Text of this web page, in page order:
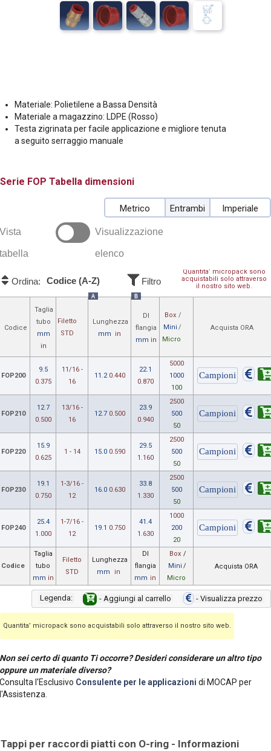
Materiale: Polietilene a Bassa Densità
Materiale a magazzino: LDPE (Rosso)
Testa zigrinata per facile applicazione e migliore tenuta
a seguito serraggio manuale
FOP Tabella dimensioni
Metrico Entrambi Imperiale
Vista
tabella
Visualizzazione
elenco
Quantita’ micropack sono
acquistabili solo attraverso
il nostro sito web.
Ordina: Codice (A-Z) Filtro
Codice
Taglia
tubo
mm
in
Filetto
STD
A
Lunghezza
mm
in
B
DI
flangia
mm in
Box /
Mini /
Micro
Acquista ORA
FOP200
9.5
0.375
11/16 -
16
11.2 0.440
22.1
0.870
5000
1000
100
FOP210
12.7
0.500
13/16 -
16
12.7 0.500
23.9
0.940
2500
500
50
FOP220
15.9
0.625
1 - 14 15.0 0.590
29.5
1.160
2500
500
50
FOP230
19.1
0.750
1-3/16 -
12
16.0 0.630
33.8
1.330
2500
500
50
FOP240
25.4
1.000
1-7/16 -
12
19.1 0.750
41.4
1.630
1000
200
20
Codice
Taglia
tubo
mm in
Filetto
STD
Lunghezza
mm
in
DI
flangia
mm in
Box /
Mini /
Micro
Acquista ORA
Legenda: - Aggiungi al carrello - Visualizza prezzo
Quantita’ micropack sono acquistabili solo attraverso il nostro sito web.
Non sei certo di quanto Ti occorre? Desideri considerare un altro tipo
oppure un materiale diverso?
Consulta l'Esclusivo Consulente per le applicazioni di MOCAP per
l'Assistenza.
Tappi per raccordi piatti con O-ring - Informazioni